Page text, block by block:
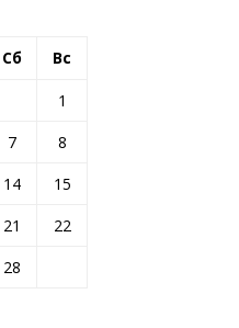
Сб Вс
1
7
8
14
15
21
22
28